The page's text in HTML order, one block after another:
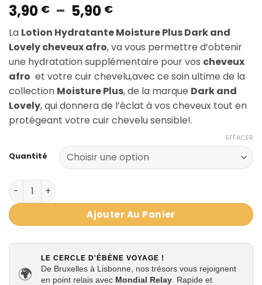
3,90 € – 5,90 €Plage
de
prix :
3,90 €
à
5,90 €
La Lotion Hydratante Moisture Plus Dark and
Lovely cheveux afro, va vous permettre d’obtenir
une hydratation supplémentaire pour vos cheveux
afro et votre cuir chevelu,avec ce soin ultime de la
collection Moisture Plus, de la marque Dark and
Lovely, qui donnera de l’éclat à vos cheveux tout en
protégeant votre cuir chevelu sensible!.
Quantité
EFFACER
quantité de Lotion Hydratante Moisture Plus Dark and
Ajouter Au Panier
🌍
LE CERCLE D'ÉBÈNE VOYAGE !
De Bruxelles à Lisbonne, nos trésors vous rejoignent
en point relais avec Mondial Relay . Rapide et